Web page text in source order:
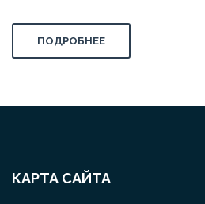
ПОДРОБНЕЕ
КАРТА САЙТА